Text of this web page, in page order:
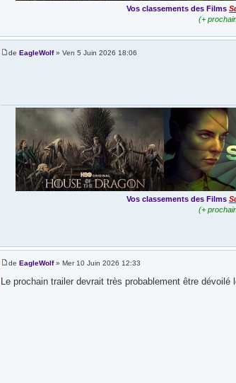
Vos classements des Films
(+
de EagleWolf» Ven 5 Juin 2026 18:06
Vos classements des Films
(+
de EagleWolf» Mer 10 Juin 2026 12:33
Le prochain trailer devrait très probablement être